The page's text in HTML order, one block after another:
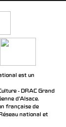
est un
- DRAC Grand
d’Alsace.
française de
national et